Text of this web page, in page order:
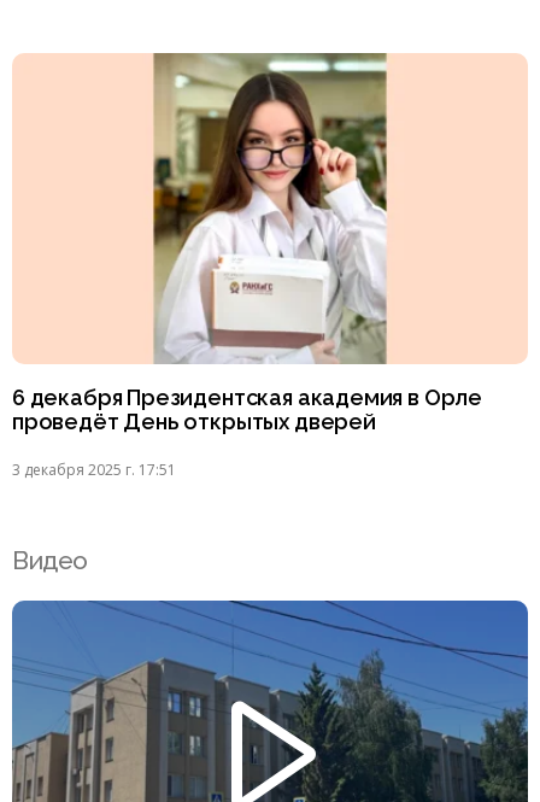
6 декабря Президентская академия в Орле
проведёт День открытых дверей
3 декабря 2025 г. 17:51
Видео